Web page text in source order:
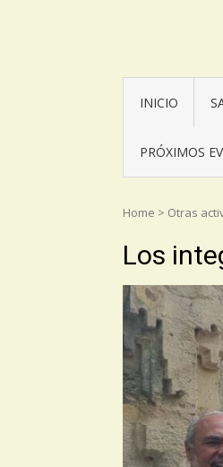
INICIO
PRÓXIMOS
Home > Otras
Los